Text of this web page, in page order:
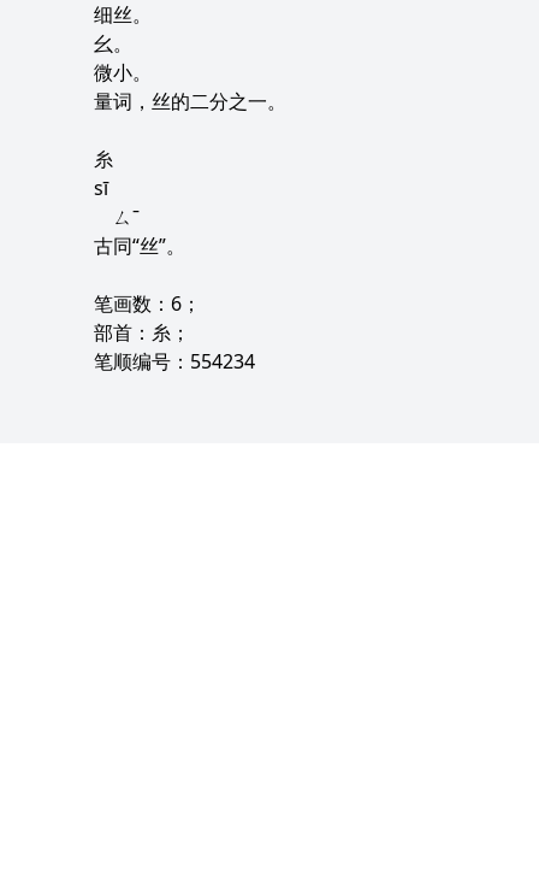
细丝。
幺。
微小。
量词，丝的二分之一。
糸
sī
ㄙˉ
古同“丝”。
笔画数：6；
部首：糸；
笔顺编号：554234